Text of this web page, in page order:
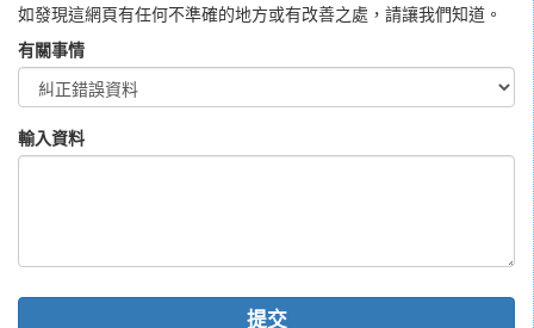
如發現這網頁有任何不準確的地方或有改善之處，請讓我們知道。
有關事情
輸入資料
提交